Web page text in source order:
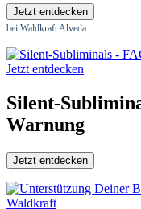
Jetzt entdecken
bei Waldkraft Alveda
Jetzt entdecken
Silent-
Warnung
Jetzt entdecken